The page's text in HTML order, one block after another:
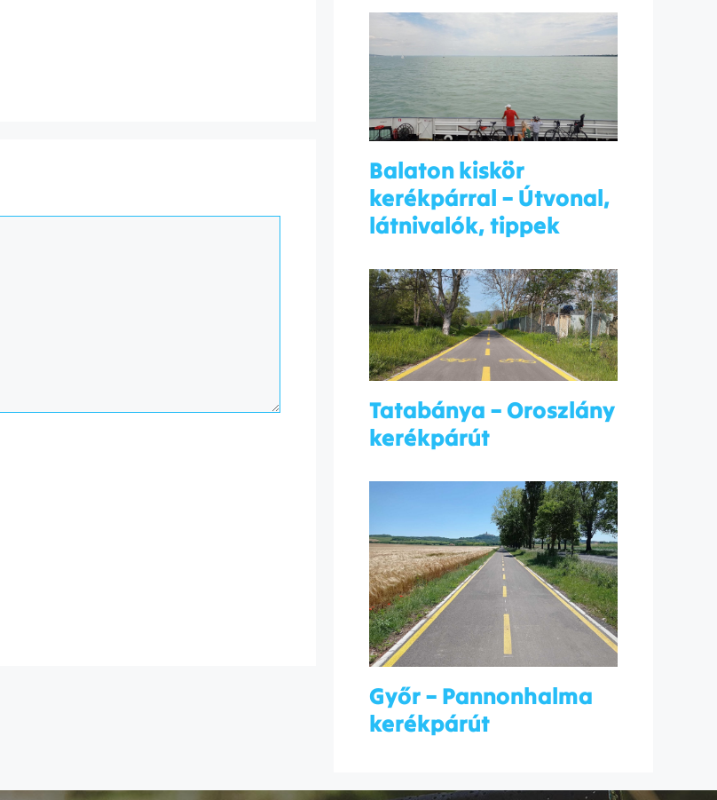
Balaton kiskör
kerékpárral – Útvonal,
látnivalók, tippek
Tatabánya – Oroszlány
kerékpárút
Győr – Pannonhalma
kerékpárút